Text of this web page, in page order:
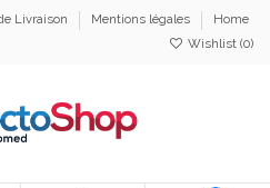
Livraison Mentions légales
Home
Wishlist (0)